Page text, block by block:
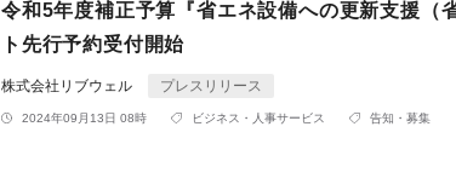
令和5年度補正予算『省エネ設備への更新支援（
ト先行予約受付開始
株式会社リブウェル プレスリリース
2024年09月13日 08時 ビジネス・人事サービス 告知・募集